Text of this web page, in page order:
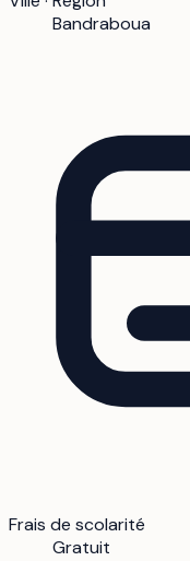
Bandraboua
Frais de scolarité
Gratuit